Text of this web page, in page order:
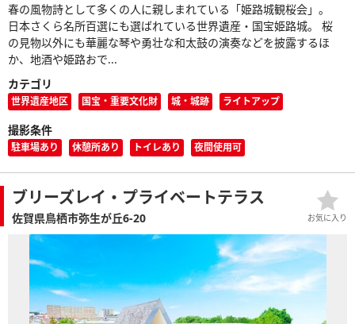
春の風物詩として多くの人に親しまれている「姫路城観桜会」。
日本さくら名所百選にも選ばれている世界遺産・国宝姫路城。 桜
の見物以外にも華麗な琴や勇壮な和太鼓の演奏などを披露するほ
か、地酒や姫路おで...
カテゴリ
世界遺産地区 国宝・重要文化財 城・城跡 ライトアップ
撮影条件
駐車場あり 休憩所あり トイレあり 夜間使用可
ブリーズレイ・プライベートテラス
佐賀県鳥栖市弥生が丘6-20 お気に入り